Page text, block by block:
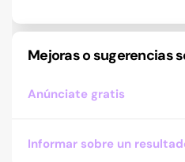
Mejoras o sugerencias
Anúnciate gratis
Informar sobre un